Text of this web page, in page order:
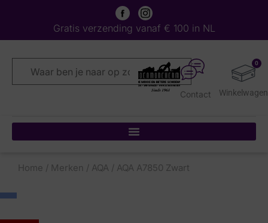
Gratis verzending vanaf € 100 in NL
0
Contact
Home / Merken / AQA / AQA A7850 Zwart